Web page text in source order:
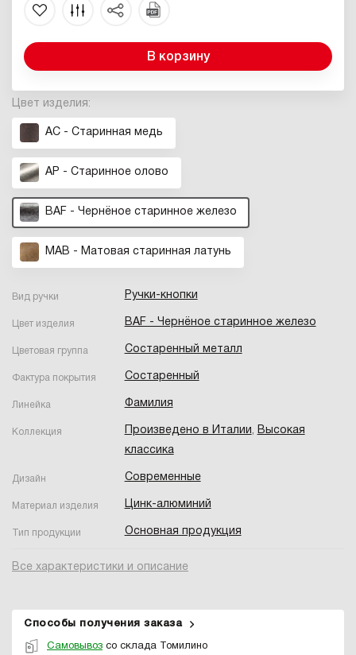
Цвет изделия:
AС - Старинная медь
AP - Cтаринное олово
BAF - Чернёное старинное железо
MAB - Матовая старинная латунь
Вид ручки Ручки-кнопки
Цвет изделия BAF - Чернёное старинное железо
Цветовая группа Состаренный металл
Фактура покрытия Состаренный
Линейка Фамилия
Коллекция Произведено в Италии, Высокая
классика
Дизайн Современные
Материал изделия Цинк-алюминий
Тип продукции Основная продукция
Все характеристики и описание
В корзину
Способы получения заказа
Самовывоз со склада Томилино